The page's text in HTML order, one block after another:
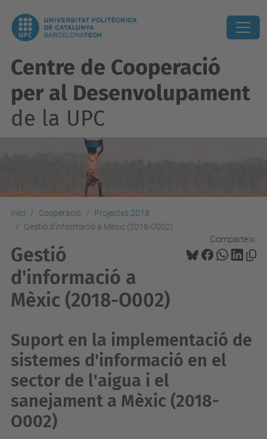
Centre de Cooperació
per al Desenvolupament
de la UPC
Inici Cooperació
Projectes 2018
Gestió d'informació a Mèxic (2018-O002)
Comparteix:
Gestió
d'informació a
Mèxic (2018-O002)
Suport en la implementació de
sistemes d'informació en el
sector de l'aigua i el
sanejament a Mèxic (2018-
O002)